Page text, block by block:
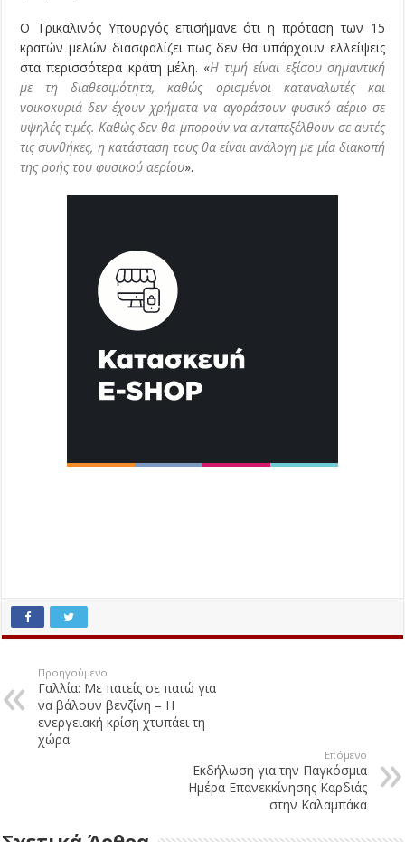
Ο Τρικαλινός Υπουργός επισήμανε ότι η πρόταση των 15
κρατών μελών διασφαλίζει πως δεν θα υπάρχουν ελλείψεις
στα περισσότερα κράτη μέλη. «Η τιμή είναι εξίσου σημαντική
με τη διαθεσιμότητα, καθώς ορισμένοι καταναλωτές και
νοικοκυριά δεν έχουν χρήματα να αγοράσουν φυσικό αέριο σε
υψηλές τιμές. Καθώς δεν θα μπορούν να ανταπεξέλθουν σε αυτές
τις συνθήκες, η κατάσταση τους θα είναι ανάλογη με μία διακοπή
της ροής του φυσικού αερίου».
Προηγούμενο
Γαλλία: Με πατείς σε πατώ για
να βάλουν βενζίνη – Η
ενεργειακή κρίση χτυπάει τη
χώρα
Επόμενο
Εκδήλωση για την Παγκόσμια
Ημέρα Επανεκκίνησης Καρδιάς
στην Καλαμπάκα